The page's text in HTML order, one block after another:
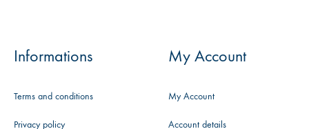
Informations
Terms and conditions
Privacy policy
My Account
My Account
Account details